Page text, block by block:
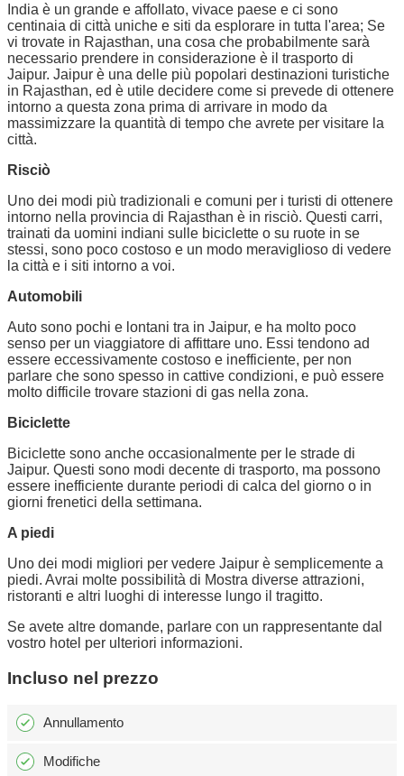
India è un grande e affollato, vivace paese e ci sono
centinaia di città uniche e siti da esplorare in tutta l'area; Se
vi trovate in Rajasthan, una cosa che probabilmente sarà
necessario prendere in considerazione è il trasporto di
Jaipur. Jaipur è una delle più popolari destinazioni turistiche
in Rajasthan, ed è utile decidere come si prevede di ottenere
intorno a questa zona prima di arrivare in modo da
massimizzare la quantità di tempo che avrete per visitare la
città.
Risciò
Uno dei modi più tradizionali e comuni per i turisti di ottenere
intorno nella provincia di Rajasthan è in risciò. Questi carri,
trainati da uomini indiani sulle biciclette o su ruote in se
stessi, sono poco costoso e un modo meraviglioso di vedere
la città e i siti intorno a voi.
Automobili
Auto sono pochi e lontani tra in Jaipur, e ha molto poco
senso per un viaggiatore di affittare uno. Essi tendono ad
essere eccessivamente costoso e inefficiente, per non
parlare che sono spesso in cattive condizioni, e può essere
molto difficile trovare stazioni di gas nella zona.
Biciclette
Biciclette sono anche occasionalmente per le strade di
Jaipur. Questi sono modi decente di trasporto, ma possono
essere inefficiente durante periodi di calca del giorno o in
giorni frenetici della settimana.
A piedi
Uno dei modi migliori per vedere Jaipur è semplicemente a
piedi. Avrai molte possibilità di Mostra diverse attrazioni,
ristoranti e altri luoghi di interesse lungo il tragitto.
Se avete altre domande, parlare con un rappresentante dal
vostro hotel per ulteriori informazioni.
Incluso nel prezzo
Annullamento
Modifiche